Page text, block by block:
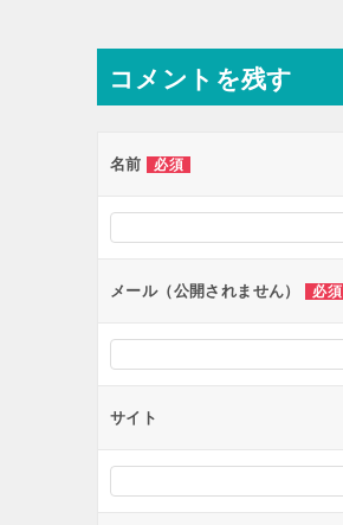
ナ
ビ
ー
ョ
ン
コメントを残す
名前 必須
メール（公開されません） 必須
サイト